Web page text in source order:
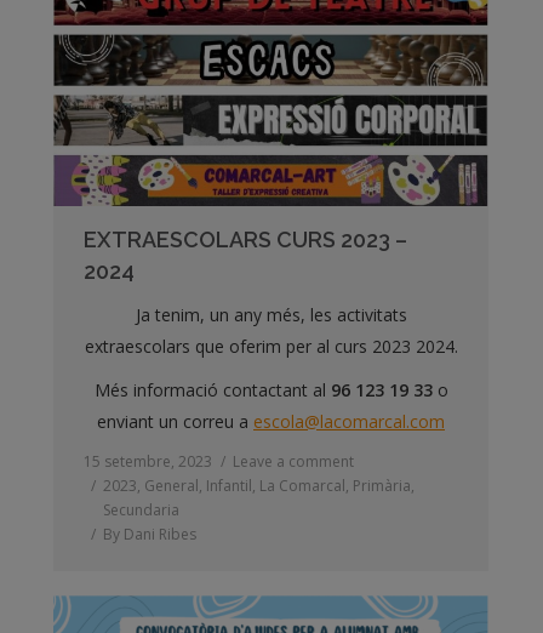
EXTRAESCOLARS CURS 2023 –
2024
Ja tenim, un any més, les activitats
extraescolars que oferim per al curs 2023 2024.
Més informació contactant al 96 123 19 33o
enviant un correu a escola@lacomarcal.com
15 setembre, 2023
Leave a comment
2023, General, Infantil, La Comarcal, Primària,
Secundaria
By Dani Ribes